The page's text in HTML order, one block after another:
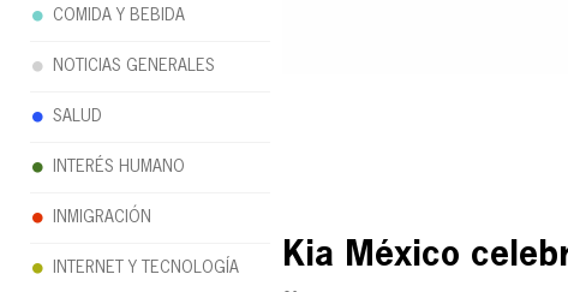
Kia México
COMIDA Y BEBIDA
NOTICIAS GENERALES
SALUD
INTERÉS HUMANO
INMIGRACIÓN
INTERNET Y TECNOLOGÍA